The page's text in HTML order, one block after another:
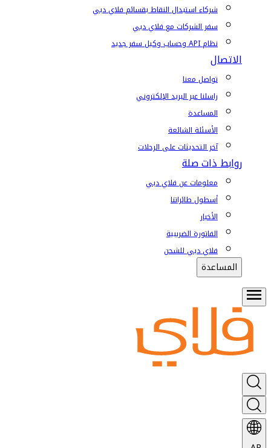
شركاء استبدال النقاط بقسائم فلاي دبي
سفر الشركات مع فلاي دبي
نظام API وحساب وكيل سفر جديد
الاتصال
تواصل معنا
راسلنا عبر البريد الإلكتروني
المساعدة
الأسئلة الشائعة
آخر التحديثات على الرحلات
روابط ذات صلة
معلومات عن فلاي دبي
أسطول طائراتنا
الأخبار
الفاتورة الضريبية
فلاي دبي للشحن
المساعدة